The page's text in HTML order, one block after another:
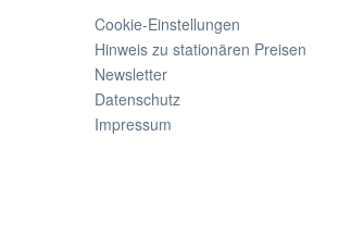
Cookie-Einstellungen
Hinweis zu stationären Preisen
Newsletter
Datenschutz
Impressum